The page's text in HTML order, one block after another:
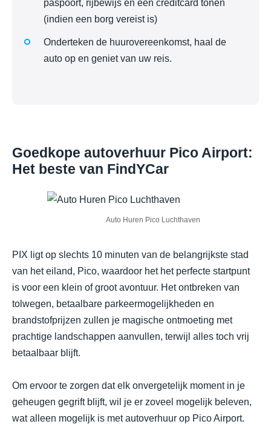
paspoort, rijbewijs en een creditcard tonen
(indien een borg vereist is)
Onderteken de huurovereenkomst, haal de
auto op en geniet van uw reis.
Goedkope autoverhuur Pico Airport:
Het beste van FindYCar
Auto Huren Pico Luchthaven
PIX ligt op slechts 10 minuten van de belangrijkste stad
van het eiland, Pico, waardoor het het perfecte startpunt
is voor een klein of groot avontuur. Het ontbreken van
tolwegen, betaalbare parkeermogelijkheden en
brandstofprijzen zullen je magische ontmoeting met
prachtige landschappen aanvullen, terwijl alles toch vrij
betaalbaar blijft.
Om ervoor te zorgen dat elk onvergetelijk moment in je
geheugen gegrift blijft, wil je er zoveel mogelijk beleven,
wat alleen mogelijk is met autoverhuur op Pico Airport.